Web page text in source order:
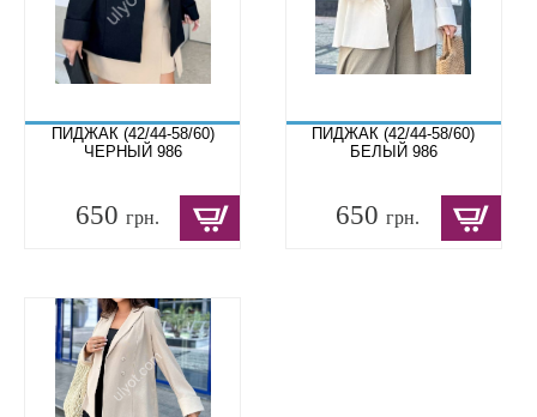
ПИДЖАК (42/44-58/60)
ЧЕРНЫЙ 986
650 грн.
ПИДЖАК (42/44-58/60)
БЕЛЫЙ 986
650грн.